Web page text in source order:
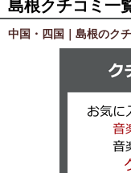
島根クチコミ一
中国・四国｜島根のク